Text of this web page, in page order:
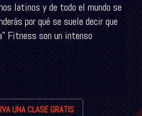
latinos y de todo el mundo se
por qué se suele decir que
Fitness son un intenso
UNA CLASE GRATIS